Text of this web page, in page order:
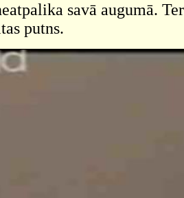
savā augumā.
putns.